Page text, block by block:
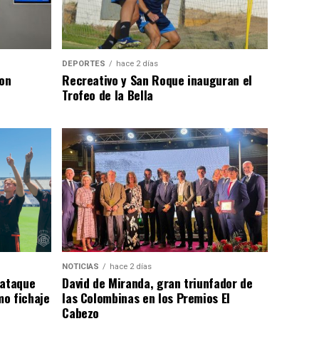
DEPORTES hace 2 días
Recreativo y San Roque inauguran el
Trofeo de la Bella
fichaje
NOTICIAS hace 2 días
David de Miranda, gran triunfador de
las Colombinas en los Premios El
Cabezo